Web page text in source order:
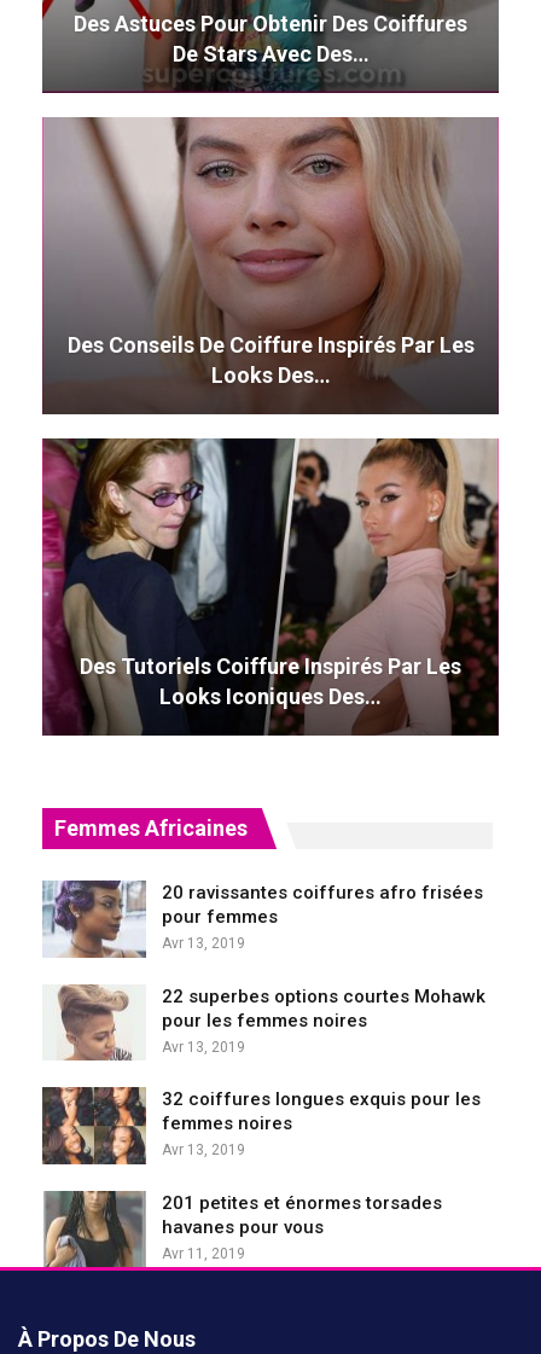
Des Astuces Pour Obtenir Des Coiffures
De Stars Avec Des…
Des Conseils De Coiffure Inspirés Par Les
Looks Des…
Des Tutoriels Coiffure Inspirés Par Les
Looks Iconiques Des…
Femmes Africaines
20 ravissantes coiffures afro frisées
pour femmes
Avr 13, 2019
22 superbes options courtes Mohawk
pour les femmes noires
Avr 13, 2019
32 coiffures longues exquis pour les
femmes noires
Avr 13, 2019
201 petites et énormes torsades
havanes pour vous
Avr 11, 2019
À Propos De Nous